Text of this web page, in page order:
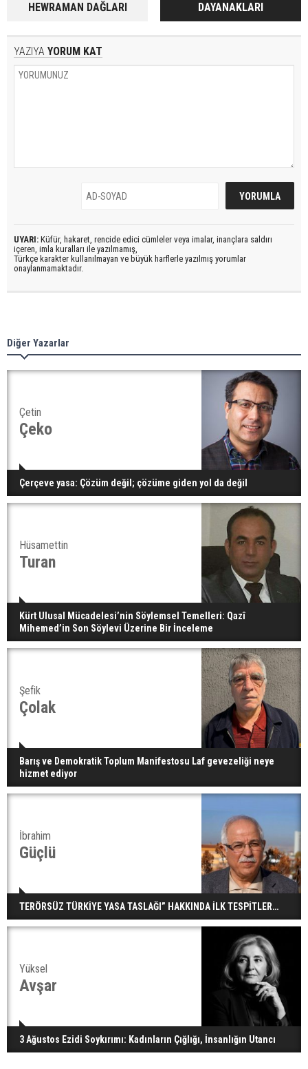
HEWRAMAN DAĞLARI
DAYANAKLARI
YAZIYA YORUM KAT
UYARI: Küfür, hakaret, rencide edici cümleler veya imalar, inançlara saldırı
içeren, imla kuralları ile yazılmamış,
Türkçe karakter kullanılmayan ve büyük harflerle yazılmış yorumlar
onaylanmamaktadır.
Diğer Yazarlar
Çetin
Çeko
Çerçeve yasa: Çözüm değil; çözüme giden yol da değil
Hüsamettin
Turan
Kürt Ulusal Mücadelesi’nin Söylemsel Temelleri: Qazî
Mihemed’in Son Söylevi Üzerine Bir İnceleme
Şefik
Çolak
Barış ve Demokratik Toplum Manifestosu Laf gevezeliği neye
hizmet ediyor
İbrahim
Güçlü
TERÖRSÜZ TÜRKİYE YASA TASLAĞI” HAKKINDA İLK TESPİTLER…
Yüksel
Avşar
3 Ağustos Ezidi Soykırımı: Kadınların Çığlığı, İnsanlığın Utancı